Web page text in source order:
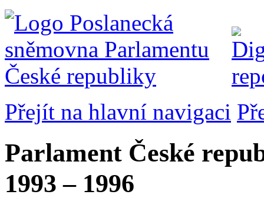
Přejít na hlavní navigaci
Parlament České
1993 – 1996